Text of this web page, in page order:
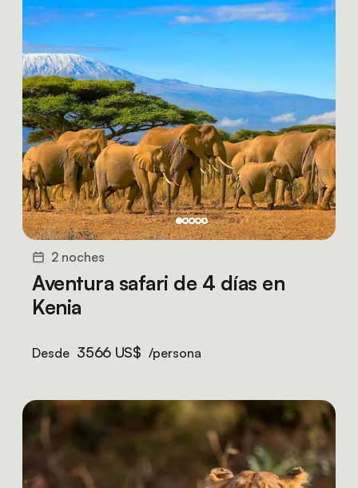
2 noches
Aventura safari de 4 días en
Kenia
Desde 3566 US$ /persona